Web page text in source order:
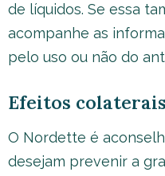
de líquidos. Se essa
acompanhe as
pelo uso ou não do
Efeitos colaterais
O Nordette é
desejam prevenir a